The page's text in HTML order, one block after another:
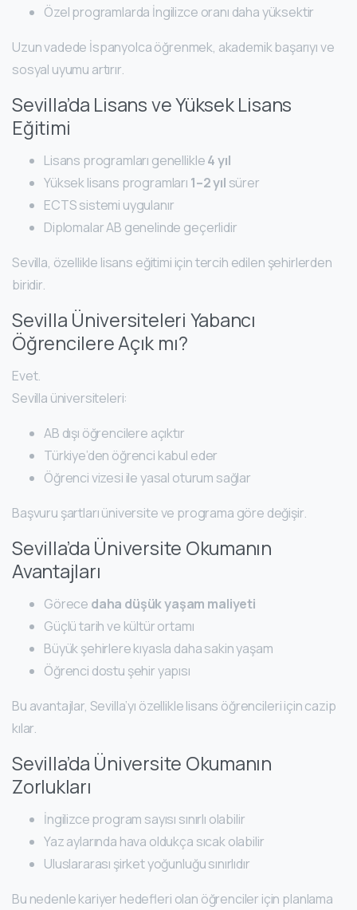
Özel programlarda İngilizce oranı daha yüksektir
Uzun vadede İspanyolca öğrenmek, akademik başarıyı ve
sosyal uyumu artırır.
Sevilla’da Lisans ve Yüksek Lisans
Eğitimi
Lisans programları genellikle4 yıl
Yüksek lisans programları 1–2 yıl sürer
ECTS sistemi uygulanır
Diplomalar AB genelinde geçerlidir
Sevilla, özellikle lisans eğitimi için tercih edilen şehirlerden
biridir.
Sevilla Üniversiteleri Yabancı
Öğrencilere Açık mı?
Evet.
Sevilla üniversiteleri:
AB dışı öğrencilere açıktır
Türkiye’den öğrenci kabul eder
Öğrenci vizesi ile yasal oturum sağlar
Başvuru şartları üniversite ve programa göre değişir.
Sevilla’da Üniversite Okumanın
Avantajları
Görece daha düşük yaşam maliyeti
Güçlü tarih ve kültür ortamı
Büyük şehirlere kıyasla daha sakin yaşam
Öğrenci dostu şehir yapısı
Bu avantajlar, Sevilla’yı özellikle lisans öğrencileri için cazip
kılar.
Sevilla’da Üniversite Okumanın
Zorlukları
İngilizce program sayısı sınırlı olabilir
Yaz aylarında hava oldukça sıcak olabilir
Uluslararası şirket yoğunluğu sınırlıdır
Bu nedenle kariyer hedefleri olan öğrenciler için planlama